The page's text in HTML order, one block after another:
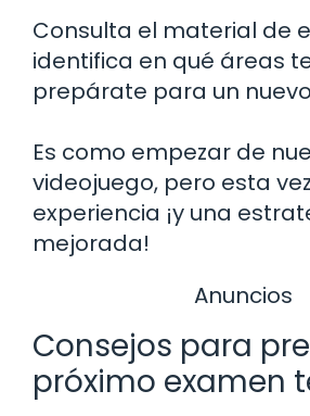
Consulta el material de
identifica en qué áreas
prepárate para un
Es como empezar de
videojuego, pero esta
experiencia ¡y una
mejorada!
Anuncios
Consejos para
próximo examen